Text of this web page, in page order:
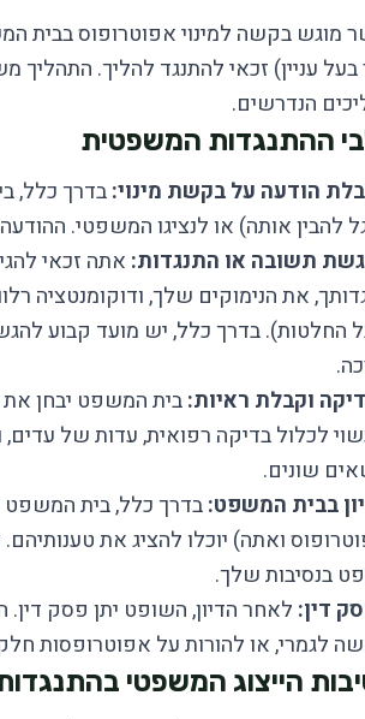
מוגש בקשה למינוי אפוטרופוס בבית
עניין) זכאי להתנגד להליך. התהליך
הנדרשים.
ההתנגדות המשפטית
בדרך כלל,
להבין אותה) או לנציגו המשפטי.
אתה זכאי
את הנימוקים שלך, ודוקומנטציה
בית המשפט יבחן את
לכלול בדיקה רפואית, עדות של
שונים.
בדרך כלל, בית המשפט
ואתה) יוכלו להציג את
בנסיבות שלך.
לאחר הדיון, השופט יתן פסק
לגמרי, או להורות על אפוטרופסות
הייצוג המשפטי בהתנגדות